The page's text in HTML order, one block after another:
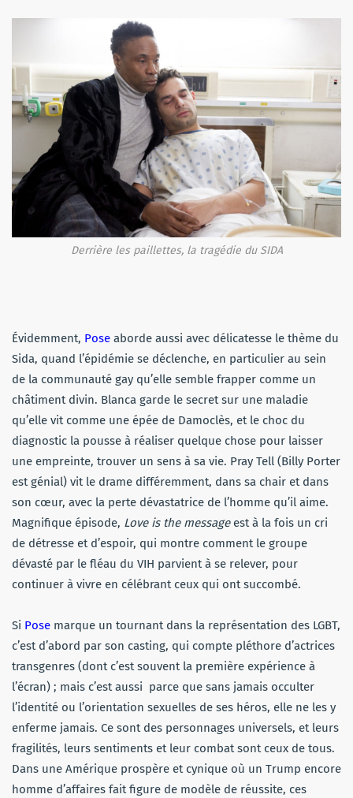
Derrière les paillettes, la tragédie du SIDA
Évidemment, Pose aborde aussi avec délicatesse le thème du
Sida, quand l’épidémie se déclenche, en particulier au sein
de la communauté gay qu’elle semble frapper comme un
châtiment divin. Blanca garde le secret sur une maladie
qu’elle vit comme une épée de Damoclès, et le choc du
diagnostic la pousse à réaliser quelque chose pour laisser
une empreinte, trouver un sens à sa vie. Pray Tell (Billy Porter
est génial) vit le drame différemment, dans sa chair et dans
son cœur, avec la perte dévastatrice de l’homme qu’il aime.
Magnifique épisode, Love is the messageest à la fois un cri
de détresse et d’espoir, qui montre comment le groupe
dévasté par le fléau du VIH parvient à se relever, pour
continuer à vivre en célébrant ceux qui ont succombé.
Si Pose marque un tournant dans la représentation des LGBT,
c’est d’abord par son casting, qui compte pléthore d’actrices
transgenres (dont c’est souvent la première expérience à
l’écran) ; mais c’est aussi parce que sans jamais occulter
l’identité ou l’orientation sexuelles de ses héros, elle ne les y
enferme jamais. Ce sont des personnages universels, et leurs
fragilités, leurs sentiments et leur combat sont ceux de tous.
Dans une Amérique prospère et cynique où un Trump encore
homme d’affaires fait figure de modèle de réussite, ces